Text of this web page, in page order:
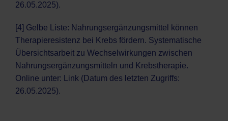
26.05.2025).
[4] Gelbe Liste: Nahrungsergänzungsmittel können
Therapieresistenz bei Krebs fördern. Systematische
Übersichtsarbeit zu Wechselwirkungen zwischen
Nahrungsergänzungsmitteln und Krebstherapie.
Online unter: Link (Datum des letzten Zugriffs:
26.05.2025).